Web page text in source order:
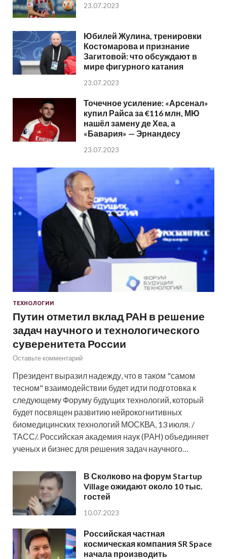
23.07.2023
Юбилей Жулина, тренировки
Костомарова и признание
Загитовой: что обсуждают в
мире фигурного катания
23.07.2023
Точечное усиление: «Арсенал»
купил Райса за €116 млн, МЮ
нашёл замену де Хеа, а
«Бавария» — Эрнандесу
23.07.2023
ТЕХНОЛОГИИ
Путин отметил вклад РАН в решение
задач научного и технологического
суверенитета России
Оставьте комментарий
Президент выразил надежду, что в таком "самом
тесном" взаимодействии будет идти подготовка к
следующему Форуму будущих технологий, который
будет посвящен развитию нейрокогнитивных
биомедицинских технологий МОСКВА, 13 июля. /
ТАСС/. Российская академия наук (РАН) объединяет
ученых и бизнес для решения задач научного…
В Сколково на форум Startup
Village ожидают около 10 тыс.
гостей
10.07.2023
Российская частная
космическая компания SR Space
начала производить